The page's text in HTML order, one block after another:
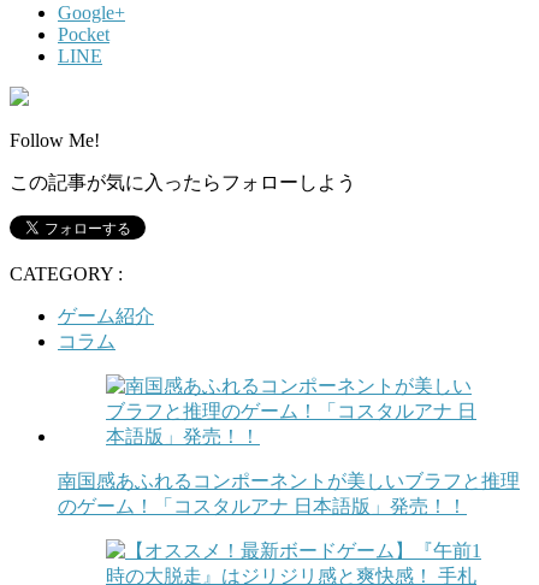
Google+
Pocket
LINE
Follow Me!
この記事が気に入ったらフォローしよう
CATEGORY :
ゲーム紹介
コラム
南国感あふれるコンポーネントが美しいブラフと推理
のゲーム！「コスタルアナ 日本語版」発売！！